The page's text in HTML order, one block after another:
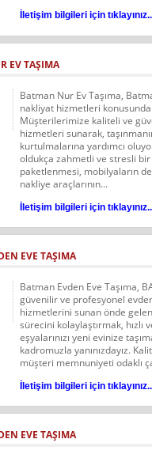
İletişim bilgileri için
EV TAŞIMA
Batman Nur Ev Taşıma,
nakliyat hizmetleri
Müşterilerimize kaliteli ve
hizmetleri sunarak,
kurtulmalarına yardımcı
oldukça zahmetli ve stresli
paketlenmesi, mobilyaların
nakliye araçlarının...
İletişim bilgileri için
EVE TAŞIMA
Batman Evden Eve Taşıma,
güvenilir ve profesyonel
hizmetlerini sunan önde
sürecini kolaylaştırmak, hızlı
eşyalarınızı yeni evinize
kadromuzla yanınızdayız.
müşteri memnuniyeti odaklı
İletişim bilgileri için
EVE TAŞIMA